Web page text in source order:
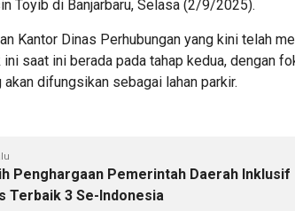
Toyib di Banjarbaru, Selasa (2/9/2025).
Kantor Dinas Perhubungan yang kini telah
saat ini berada pada tahap kedua, dengan
difungsikan sebagai lahan parkir.
Penghargaan Pemerintah Daerah Inklusif
Terbaik 3 Se-Indonesia